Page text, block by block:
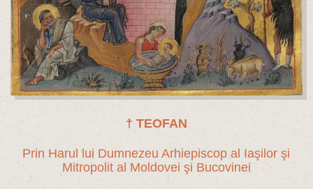
† TEOFAN
Prin Harul lui Dumnezeu Arhiepiscop al Iaşilor şi
Mitropolit al Moldovei şi Bucovinei